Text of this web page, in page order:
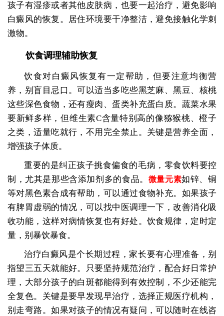
孩子有湿疹或者其他皮肤病，也要一起治疗，避免影响
白癜风的恢复。居住环境要干净整洁，避免接触化学刺
激物。
饮食调理辅助恢复
饮食对白癜风恢复有一定帮助，但要注意均衡营
养，别盲目忌口。可以适当多吃些黑芝麻、黑豆、核桃
这些深色食物，还有瘦肉、蛋类补充蛋白质。蔬菜水果
要新鲜多样，但维生素C含量特别高的像猕猴桃、橙子
之类，适量吃就行，不用完全禁止。关键是营养全面，
增强孩子体质。
重要的是纠正孩子挑食偏食的毛病，零食饮料要控
制，尤其是那些含添加剂多的食品。 微量元素如锌、铜
等对黑色素合成有帮助，可以通过食物补充。如果孩子
有脾胃虚弱的情况，可以找中医调理一下，改善消化吸
收功能，这样对病情恢复也有好处。饮食规律，定时定
量，别暴饮暴食。
治疗白癜风是个长期过程，家长要有心理准备，别
指望三五天就能好。只要坚持规范治疗，配合好日常护
理，大部分孩子的白斑都能得到有效控制，不少还能完
全复色。关键是要早发现早治疗，选择正规医疗机构，
别走弯路。如果对孩子的情况有疑问，可以随时在线咨